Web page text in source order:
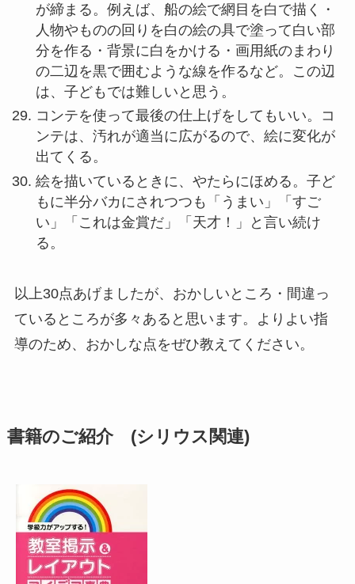
が締まる。例えば、船の絵で網目を白で描く・
人物やものの回りを白の絵の具で塗って白い部
分を作る・背景に白をかける・画用紙のまわり
の二辺を黒で囲むような線を作るなど。この辺
は、子どもでは難しいと思う。
コンテを使って最後の仕上げをしてもいい。コ
ンテは、汚れが適当に広がるので、絵に変化が
出てくる。
絵を描いているときに、やたらにほめる。子ど
もに半分バカにされつつも「うまい」「すご
い」「これは金賞だ」「天才！」と言い続け
る。
以上30点あげましたが、おかしいところ・間違っ
ているところが多々あると思います。よりよい指
導のため、おかしな点をぜひ教えてください。
書籍のご紹介 (シリウス関連)